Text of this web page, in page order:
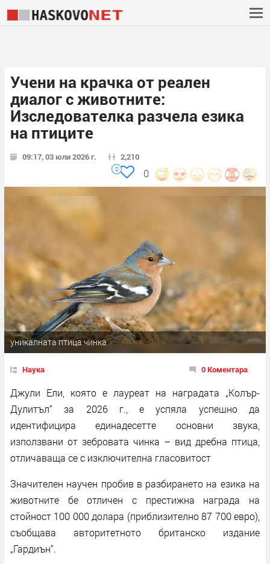
Учени на крачка от реален
диалог с животните:
Изследователка разчела езика
на птиците
09:17, 03 юли 2026 г. 2,210
0
0
уникалната птица чинка
Наука 0 Коментара
Джули Ели, която е лауреат на наградата „Колър-
Дулитъл“ за 2026 г., е успяла успешно да
идентифицира единадесетте основни звука,
използвани от зебровата чинка – вид дребна птица,
отличаваща се с изключителна гласовитост
Значителен научен пробив в разбирането на езика на
животните бе отличен с престижна награда на
стойност 100 000 долара (приблизително 87 700 евро),
съобщава авторитетното британско издание
„Гардиън“.